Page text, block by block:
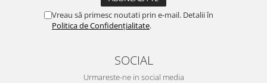
Vreau să primesc noutati prin e-mail. Detalii în
Politica de Confidențialitate.
SOCIAL
Urmareste-ne in social media